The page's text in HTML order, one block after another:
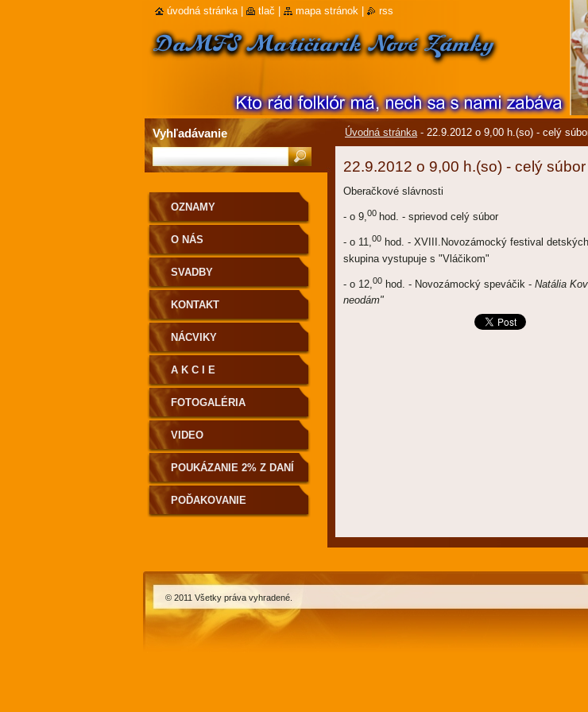
Úvodná stránka - 22.9.2012 o 9,00 h.(so) - celý
22.9.2012 o 9,00 h.(so) - celý súbor
Oberačkové slávnosti
- o 9,00 hod. - sprievod celý súbor
- o 11,00 hod. - XVIII.Novozámocký festival
skupina vystupuje s "Vláčikom"
- o 12, 00 hod. - Novozámocký speváčik - Natália
neodám"
OZNAMY
O NÁS
SVADBY
KONTAKT
NÁCVIKY
A K C I E
FOTOGALÉRIA
VIDEO
POUKÁZANIE 2% Z DANÍ
POĎAKOVANIE
Vyhľadávanie
úvodná stránka tlač mapa stránok rss
© 2011 Všetky práva vyhradené.